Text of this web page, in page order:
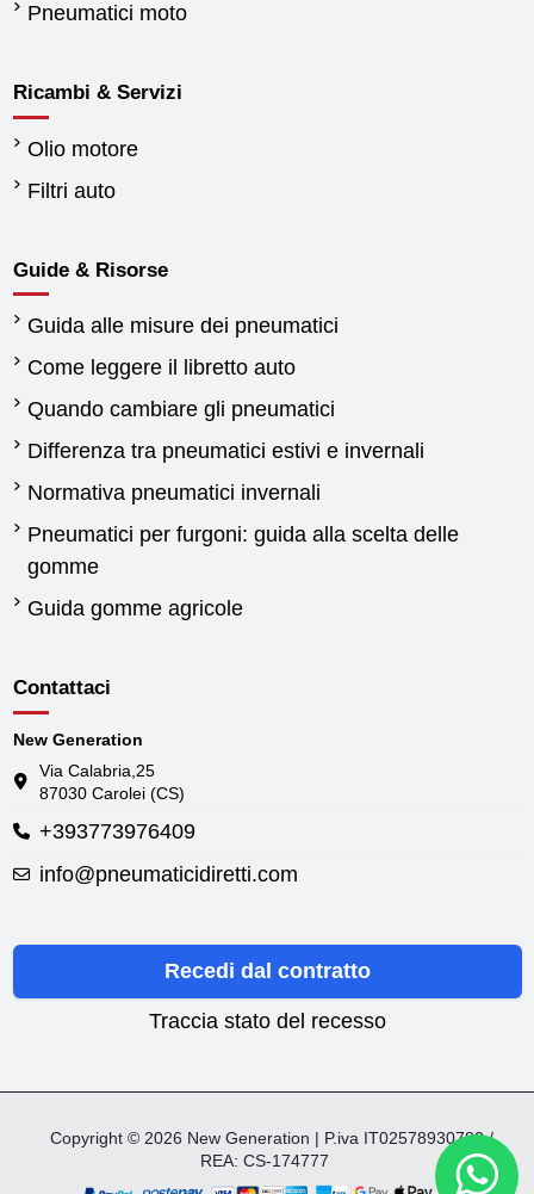
Pneumatici moto
Ricambi & Servizi
Olio motore
Filtri auto
Guide & Risorse
Guida alle misure dei pneumatici
Come leggere il libretto auto
Quando cambiare gli pneumatici
Differenza tra pneumatici estivi e invernali
Normativa pneumatici invernali
Pneumatici per furgoni: guida alla scelta delle
gomme
Guida gomme agricole
Contattaci
New Generation
Via Calabria,25
87030 Carolei (CS)
+393773976409
info@pneumaticidiretti.com
Recedi dal contratto
Traccia stato del recesso
Copyright © 2026 New Generation | P.iva IT02578930782 /
REA: CS-174777